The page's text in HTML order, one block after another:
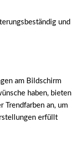
und
am Bildschirm
haben, bieten
Trendfarben an, um
erfüllt